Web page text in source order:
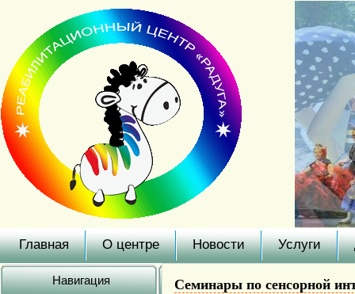
Главная О центре Новости Услуги
Навигация Семинары по сенсорной